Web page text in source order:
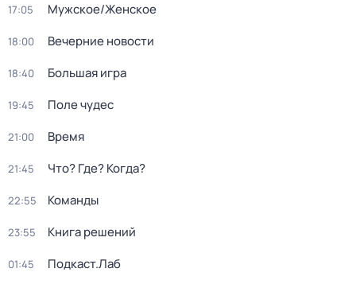
17:05 Мужское/Женское
18:00 Вечерние новости
18:40 Большая игра
19:45 Поле чудес
21:00 Время
21:45 Что? Где? Когда?
22:55 Команды
23:55 Книга решений
01:45 Подкаст.Лаб